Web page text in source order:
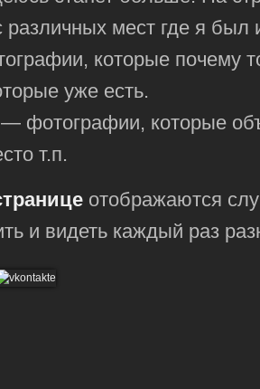
мест где я был
которые почему
уже есть.
— фотографии, которые
т.п.
отображаются
и видеть каждый раз